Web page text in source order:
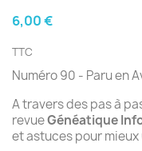
6,00 €
TTC
Numéro 90 - Paru en
A travers des pas à
revueGénéatique
et astuces pour